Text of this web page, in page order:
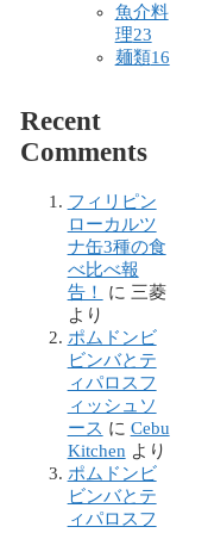
魚介料
理23
麺類16
Recent
Comments
フィリピン
ローカルツ
ナ缶3種の食
べ比べ報
告！
に 三菱
より
ポムドンビ
ビンバとテ
ィパロスフ
ィッシュソ
ース に Cebu
Kitchen より
ポムドンビ
ビンバとテ
ィパロスフ